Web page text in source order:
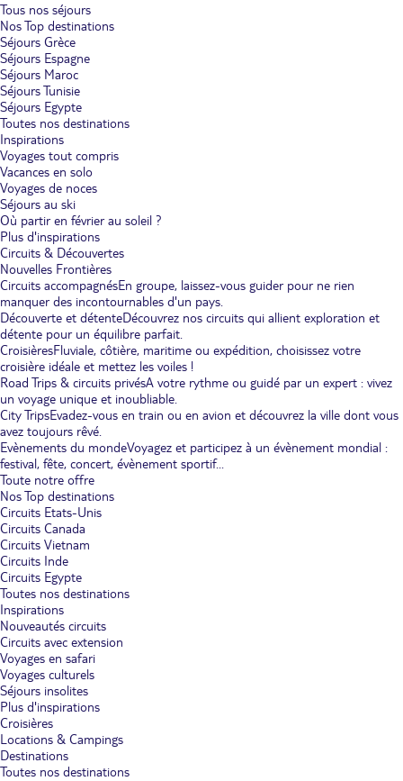
Tous nos séjours
Nos Top destinations
Séjours Grèce
Séjours Espagne
Séjours Maroc
Séjours Tunisie
Séjours Egypte
Toutes nos destinations
Inspirations
Voyages tout compris
Vacances en solo
Voyages de noces
Séjours au ski
Où partir en février au soleil ?
Plus d'inspirations
Circuits & Découvertes
Nouvelles Frontières
Circuits accompagnésEn groupe, laissez-vous guider pour ne rien
manquer des incontournables d'un pays.
Découverte et détenteDécouvrez nos circuits qui allient exploration et
détente pour un équilibre parfait.
CroisièresFluviale, côtière, maritime ou expédition, choisissez votre
croisière idéale et mettez les voiles !
Road Trips & circuits privésA votre rythme ou guidé par un expert : vivez
un voyage unique et inoubliable.
City TripsEvadez-vous en train ou en avion et découvrez la ville dont vous
avez toujours rêvé.
Evènements du mondeVoyagez et participez à un évènement mondial :
festival, fête, concert, évènement sportif...
Toute notre offre
Nos Top destinations
Circuits Etats-Unis
Circuits Canada
Circuits Vietnam
Circuits Inde
Circuits Egypte
Toutes nos destinations
Inspirations
Nouveautés circuits
Circuits avec extension
Voyages en safari
Voyages culturels
Séjours insolites
Plus d'inspirations
Croisières
Locations & Campings
Destinations
Toutes nos destinations